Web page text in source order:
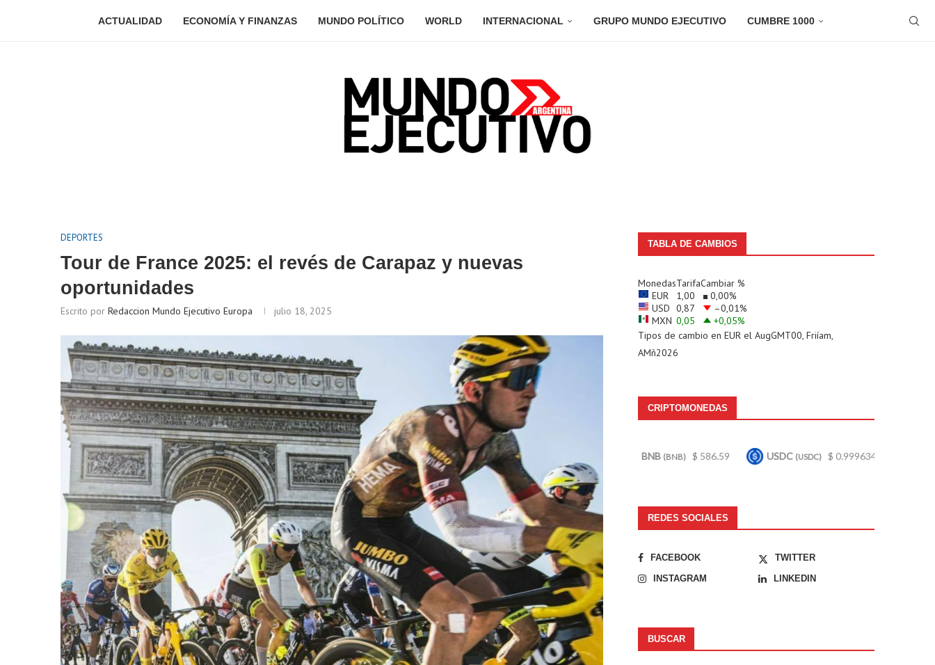
ACTUALIDAD ECONOMÍA Y FINANZAS MUNDO POLÍTICO WORLD INTERNACIONAL GRUPO MUNDO EJECUTIVO CUMBRE 1000
DEPORTES
Tour de France 2025: el revés de Carapaz y nuevas
oportunidades
Escrito por Redaccion Mundo Ejecutivo Europa julio 18, 2025
TABLA DE CAMBIOS
MonedasTarifaCambiar %
EUR
1,00 0,00%
USD 0,87 –0,01%
MXN 0,05 +0,05%
Tipos de cambio en EUR el AugGMT00, Friíam,
AMñ2026
CRIPTOMONEDAS
Bitcoin(BTC) $ 64,279.00 Ethereum(ETH) $ 1,903.08 Tether (USDT) $ 0.999278 USDC (USDC) $ 0.999634 Bitcoin(BTC) $ 64,279.00
REDES SOCIALES
FACEBOOK
TWITTER
INSTAGRAM
LINKEDIN
BUSCAR